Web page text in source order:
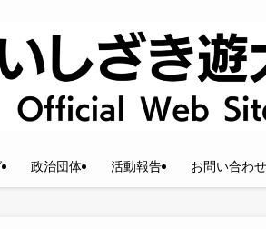
政治団体 活動報告 お問い合わせ